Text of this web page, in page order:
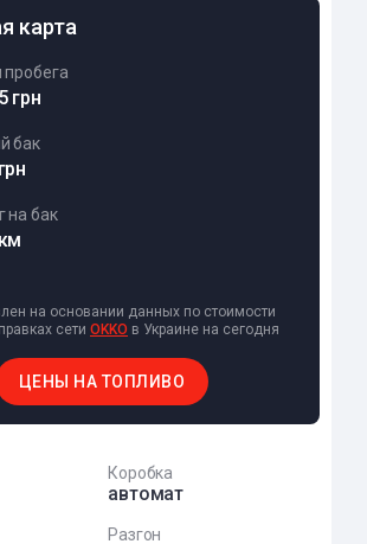
карта
пробега
грн
бак
на бак
на основании данных по стоимости
сети OKKO в Украине на сегодня
ЦЕНЫ НА ТОПЛИВО
Коробка
автомат
Разгон